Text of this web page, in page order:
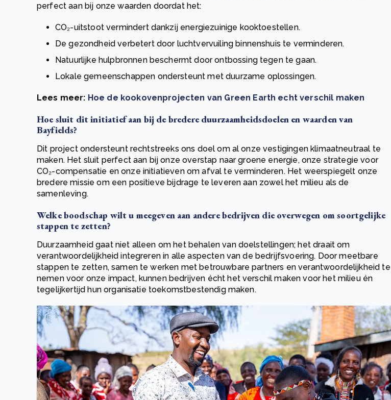
perfect aan bij onze waarden doordat het:
CO₂-uitstoot vermindert dankzij energiezuinige kooktoestellen.
De gezondheid verbetert door luchtvervuiling binnenshuis te verminderen.
Natuurlijke hulpbronnen beschermt door ontbossing tegen te gaan.
Lokale gemeenschappen ondersteunt met duurzame oplossingen.
Lees meer: Hoe de kookovenprojecten van Green Earth echt verschil maken
Hoe sluit dit initiatief aan bij de bredere duurzaamheidsdoelen en waarden van
Bayfields?
Dit project ondersteunt rechtstreeks ons doel om al onze vestigingen klimaatneutraal te
maken. Het sluit perfect aan bij onze overstap naar groene energie, onze strategie voor
CO₂-compensatie en onze initiatieven om afval te verminderen. Het weerspiegelt onze
bredere missie om een positieve bijdrage te leveren aan zowel het milieu als de
samenleving.
Welke boodschap wilt u meegeven aan andere bedrijven die overwegen om soortgelijke
stappen te zetten?
Duurzaamheid gaat niet alleen om het behalen van doelstellingen; het draait om
verantwoordelijkheid integreren in alle aspecten van de bedrijfsvoering. Door meetbare
stappen te zetten, samen te werken met betrouwbare partners en verantwoordelijkheid te
nemen voor onze impact, kunnen bedrijven écht het verschil maken voor het milieu én
tegelijkertijd hun organisatie toekomstbestendig maken.